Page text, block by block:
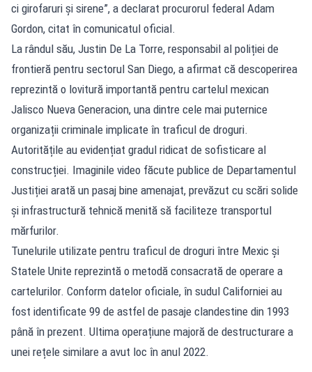
ci girofaruri și sirene”, a declarat procurorul federal Adam
Gordon, citat în comunicatul oficial.
La rândul său, Justin De La Torre, responsabil al poliției de
frontieră pentru sectorul San Diego, a afirmat că descoperirea
reprezintă o lovitură importantă pentru cartelul mexican
Jalisco Nueva Generacion, una dintre cele mai puternice
organizații criminale implicate în traficul de droguri.
Autoritățile au evidențiat gradul ridicat de sofisticare al
construcției. Imaginile video făcute publice de Departamentul
Justiției arată un pasaj bine amenajat, prevăzut cu scări solide
și infrastructură tehnică menită să faciliteze transportul
mărfurilor.
Tunelurile utilizate pentru traficul de droguri între Mexic și
Statele Unite reprezintă o metodă consacrată de operare a
cartelurilor. Conform datelor oficiale, în sudul Californiei au
fost identificate 99 de astfel de pasaje clandestine din 1993
până în prezent. Ultima operațiune majoră de destructurare a
unei rețele similare a avut loc în anul 2022.